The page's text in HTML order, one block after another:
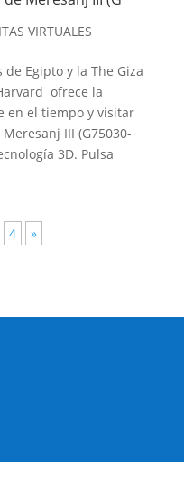
VIRTUALES
Egipto y la The Giza
ofrece la
en el tiempo y visitar
III (G75030-
3D. Pulsa
4
»